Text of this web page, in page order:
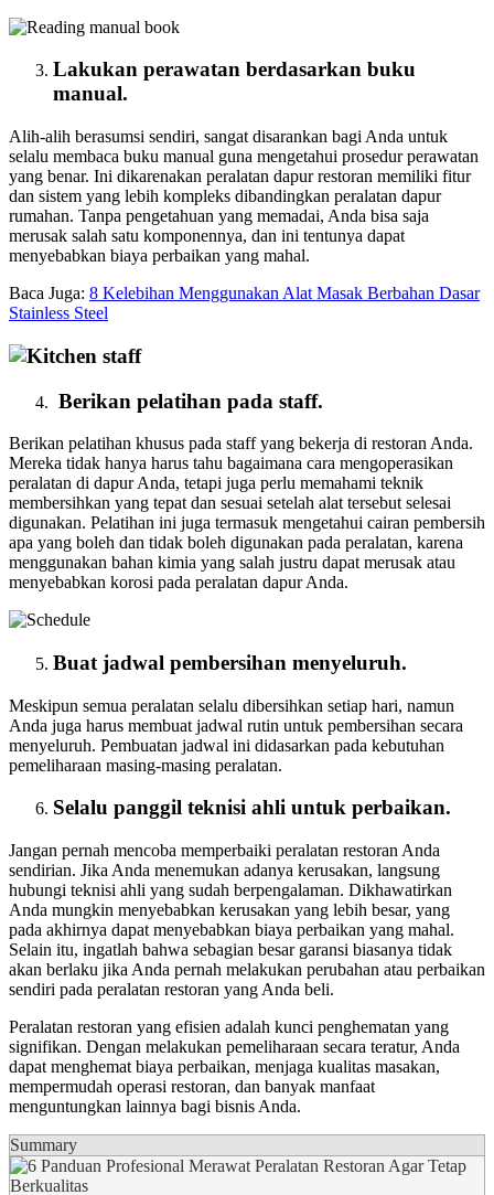
Lakukan perawatan berdasarkan buku
manual.
Alih-alih berasumsi sendiri, sangat disarankan bagi Anda untuk
selalu membaca buku manual guna mengetahui prosedur perawatan
yang benar. Ini dikarenakan peralatan dapur restoran memiliki fitur
dan sistem yang lebih kompleks dibandingkan peralatan dapur
rumahan. Tanpa pengetahuan yang memadai, Anda bisa saja
merusak salah satu komponennya, dan ini tentunya dapat
menyebabkan biaya perbaikan yang mahal.
Baca Juga: 8 Kelebihan Menggunakan Alat Masak Berbahan Dasar
Stainless Steel
Berikan pelatihan pada staff.
Berikan pelatihan khusus pada staff yang bekerja di restoran Anda.
Mereka tidak hanya harus tahu bagaimana cara mengoperasikan
peralatan di dapur Anda, tetapi juga perlu memahami teknik
membersihkan yang tepat dan sesuai setelah alat tersebut selesai
digunakan. Pelatihan ini juga termasuk mengetahui cairan pembersih
apa yang boleh dan tidak boleh digunakan pada peralatan, karena
menggunakan bahan kimia yang salah justru dapat merusak atau
menyebabkan korosi pada peralatan dapur Anda.
Buat jadwal pembersihan menyeluruh.
Meskipun semua peralatan selalu dibersihkan setiap hari, namun
Anda juga harus membuat jadwal rutin untuk pembersihan secara
menyeluruh. Pembuatan jadwal ini didasarkan pada kebutuhan
pemeliharaan masing-masing peralatan.
Selalu panggil teknisi ahli untuk perbaikan.
Jangan pernah mencoba memperbaiki peralatan restoran Anda
sendirian. Jika Anda menemukan adanya kerusakan, langsung
hubungi teknisi ahli yang sudah berpengalaman. Dikhawatirkan
Anda mungkin menyebabkan kerusakan yang lebih besar, yang
pada akhirnya dapat menyebabkan biaya perbaikan yang mahal.
Selain itu, ingatlah bahwa sebagian besar garansi biasanya tidak
akan berlaku jika Anda pernah melakukan perubahan atau perbaikan
sendiri pada peralatan restoran yang Anda beli.
Peralatan restoran yang efisien adalah kunci penghematan yang
signifikan. Dengan melakukan pemeliharaan secara teratur, Anda
dapat menghemat biaya perbaikan, menjaga kualitas masakan,
mempermudah operasi restoran, dan banyak manfaat
menguntungkan lainnya bagi bisnis Anda.
Summary